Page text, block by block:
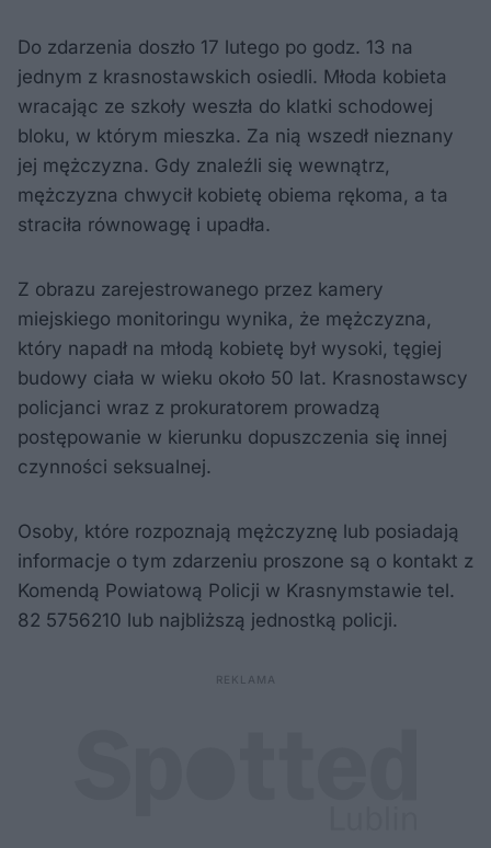
Do zdarzenia doszło 17 lutego po godz. 13 na
jednym z krasnostawskich osiedli. Młoda kobieta
wracając ze szkoły weszła do klatki schodowej
bloku, w którym mieszka. Za nią wszedł nieznany
jej mężczyzna. Gdy znaleźli się wewnątrz,
mężczyzna chwycił kobietę obiema rękoma, a ta
straciła równowagę i upadła.
Z obrazu zarejestrowanego przez kamery
miejskiego monitoringu wynika, że mężczyzna,
który napadł na młodą kobietę był wysoki, tęgiej
budowy ciała w wieku około 50 lat. Krasnostawscy
policjanci wraz z prokuratorem prowadzą
postępowanie w kierunku dopuszczenia się innej
czynności seksualnej.
Osoby, które rozpoznają mężczyznę lub posiadają
informacje o tym zdarzeniu proszone są o kontakt z
Komendą Powiatową Policji w Krasnymstawie tel.
82 5756210 lub najbliższą jednostką policji.